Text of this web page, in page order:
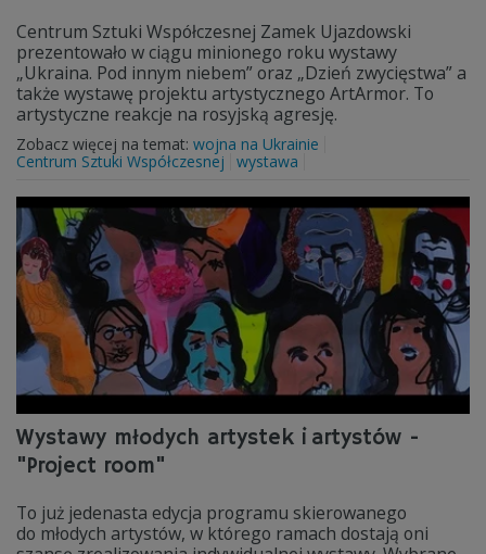
Centrum Sztuki Współczesnej Zamek Ujazdowski
prezentowało w ciągu minionego roku wystawy
„Ukraina. Pod innym niebem” oraz „Dzień zwycięstwa” a
także wystawę projektu artystycznego ArtArmor. To
artystyczne reakcje na rosyjską agresję.
Zobacz więcej na temat: wojna na Ukrainie
Centrum Sztuki Współczesnej
wystawa
Wystawy młodych artystek i artystów -
"Project room"
To już jedenasta edycja programu skierowanego
do młodych artystów, w którego ramach dostają oni